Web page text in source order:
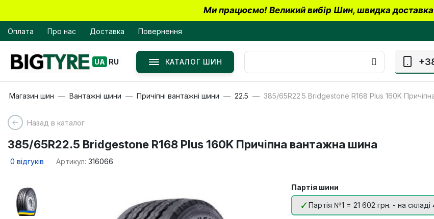
Ми працюємо! Великий вибір Шин, швидка доставка
Оплата Про нас Доставка Повернення
UA RU КАТАЛОГ ШИН
Магазин шин Вантажні шини Причіпні вантажні шини 22.5 385/65R22.5 Bridgestone R168 Plus 160K
Назад в каталог
385/65R22.5 Bridgestone R168 Plus 160K Причіпна вантажна шина
0 відгуків Артикул: 316066
Партія шини
Партія №1 = 21 602 грн. - на складі